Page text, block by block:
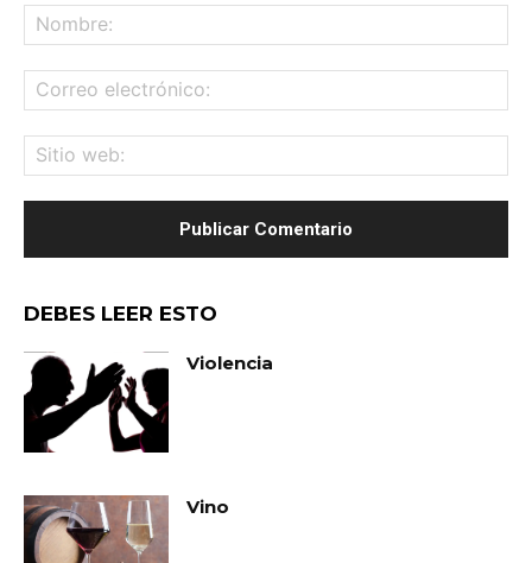
DEBES LEER ESTO
Violencia
Vino